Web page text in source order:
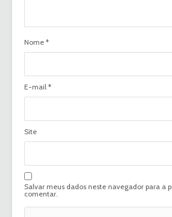
Nome *
E-mail *
Site
Salvar meus dados neste navegador para a
comentar.